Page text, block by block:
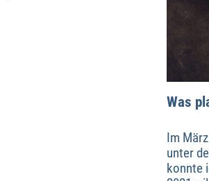
Was
Im
unter
konnte